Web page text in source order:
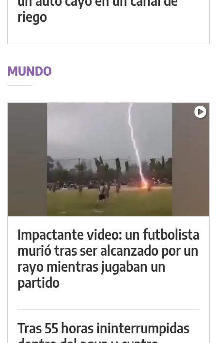
riego
MUNDO
Impactante video: un futbolista
murió tras ser alcanzado por un
rayo mientras jugaban un
partido
Tras 55 horas ininterrumpidas